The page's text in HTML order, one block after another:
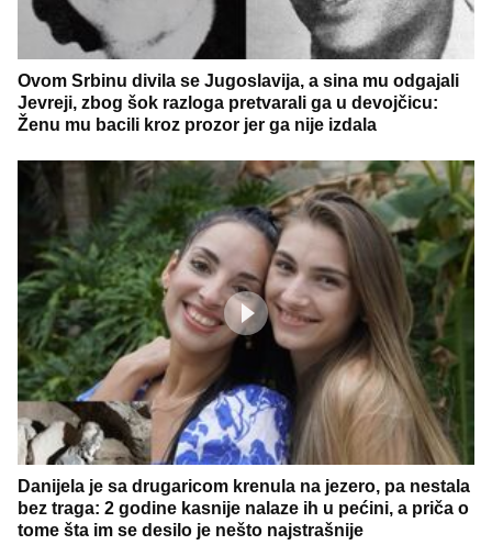
Ovom Srbinu divila se Jugoslavija, a sina mu odgajali
Jevreji, zbog šok razloga pretvarali ga u devojčicu:
Ženu mu bacili kroz prozor jer ga nije izdala
Danijela je sa drugaricom krenula na jezero, pa nestala
bez traga: 2 godine kasnije nalaze ih u pećini, a priča o
tome šta im se desilo je nešto najstrašnije